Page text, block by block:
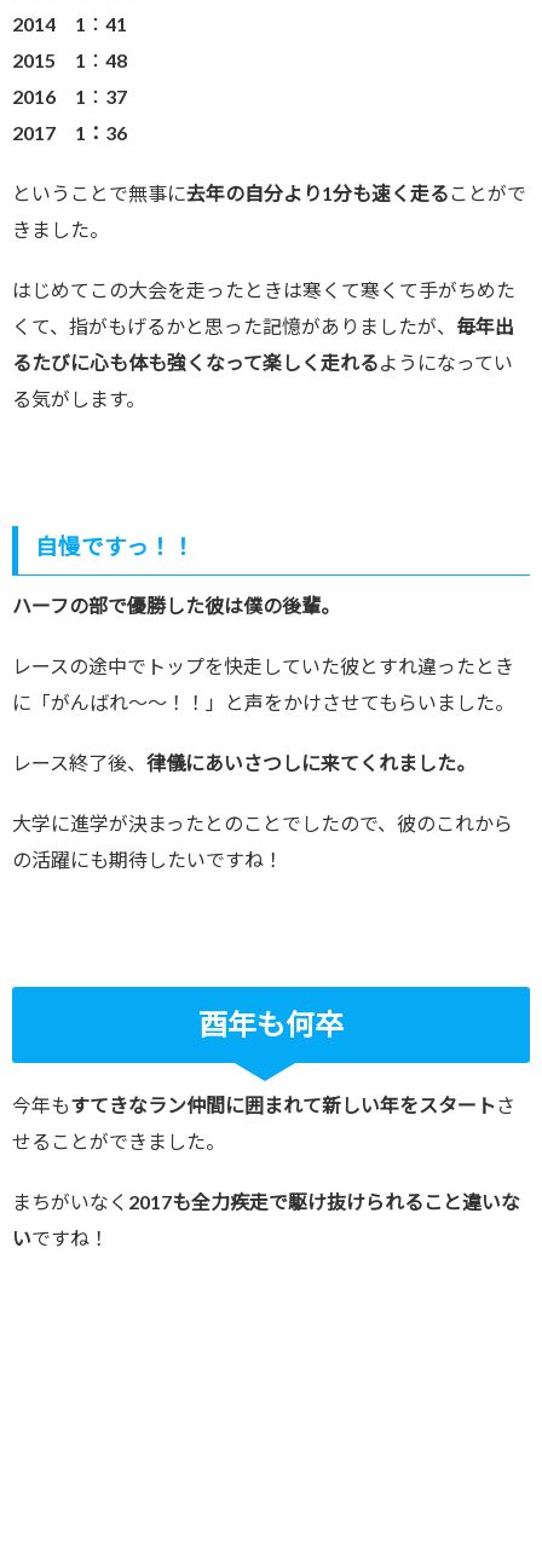
2014 1：41
2015 1：48
2016 1：37
2017 1：36
ということで無事に去年の自分より1分も速く走る ことがで
きました。
はじめてこの大会を走ったときは寒くて寒くて手がちめた
くて、指がもげるかと思った記憶がありましたが、 毎年出
るたびに心も体も強くなって楽しく走れるようになってい
る気がします。
自慢ですっ！！
ハーフの部で優勝した彼は僕の後輩。
レースの途中でトップを快走していた彼とすれ違ったとき
に「がんばれ～～！！」と声をかけさせてもらいました。
レース終了後、 律儀にあいさつしに来てくれました。
大学に進学が決まったとのことでしたので、彼のこれから
の活躍にも期待したいですね！
酉年も何卒
今年もすてきなラン仲間に囲まれて新しい年をスタートさ
せることができました。
まちがいなく 2017も全力疾走で駆け抜けられること違いな
いですね！